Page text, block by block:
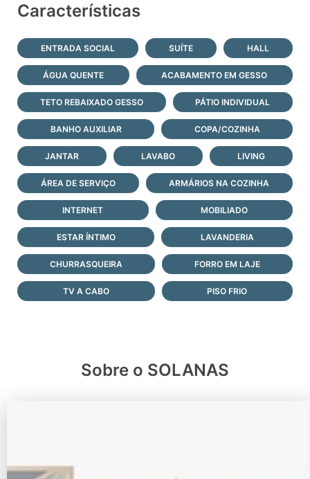
Características
ENTRADA SOCIAL SUÍTE HALL
ÁGUA QUENTE ACABAMENTO EM GESSO
TETO REBAIXADO GESSO PÁTIO INDIVIDUAL
BANHO AUXILIAR COPA/COZINHA
JANTAR LAVABO LIVING
ÁREA DE SERVIÇO ARMÁRIOS NA COZINHA
INTERNET MOBILIADO
ESTAR ÍNTIMO LAVANDERIA
CHURRASQUEIRA FORRO EM LAJE
TV A CABO PISO FRIO
Sobre o SOLANAS